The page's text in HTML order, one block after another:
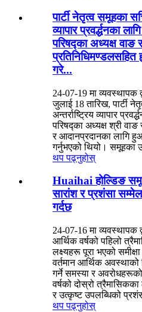
पार्टी नेतृत्व समूहका
व्यापार प्रवर्द्धनका
परिषद्का अध्यक्ष
प्रतिनिधिमण्डलसहित
गरे...
24-07-19 मा व्यवस्थापक
जुलाई 18 तारिख, पार्टी
अन्तर्राष्ट्रिय व्यापार
परिषद्का अध्यक्ष श्री
र आदानप्रदानका लागि
गर्नुभएको थियो। समूहका
थप पढ्नुहोस्
Huaihai होल्डिङ
सारांश र प्रशंसा
गर्दछ
24-07-16 मा व्यवस्थापक
आर्थिक वर्षको पहिलो
लक्ष्यहरू पूरा भएको
वर्तमान आर्थिक
गर्ने समस्या र
वर्षको दोस्रो
र उत्कृष्ट उपलब्धिको
थप पढ्नुहोस्